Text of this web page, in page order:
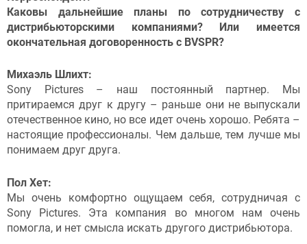
Каковы дальнейшие планы по сотрудничеству с
дистрибьюторскими компаниями? Или имеется
окончательная договоренность с BVSPR?
Михаэль Шлихт:
Sony Pictures – наш постоянный партнер. Мы
притираемся друг к другу – раньше они не выпускали
отечественное кино, но все идет очень хорошо. Ребята –
настоящие профессионалы. Чем дальше, тем лучше мы
понимаем друг друга.
Пол Хет:
Мы очень комфортно ощущаем себя, сотрудничая с
Sony Pictures. Эта компания во многом нам очень
помогла, и нет смысла искать другого дистрибьютора.